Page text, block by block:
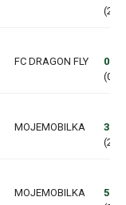
(2:2,
FC DRAGON FLY
0:1
(0:0,
MOJEMOBILKA
3:3
(2:2,
MOJEMOBILKA
5:1